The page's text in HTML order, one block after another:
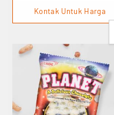
Kontak Untuk Harga